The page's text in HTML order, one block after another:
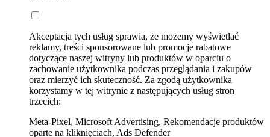
Akceptacja tych usług sprawia, że możemy wyświetlać
reklamy, treści sponsorowane lub promocje rabatowe
dotyczące naszej witryny lub produktów w oparciu o
zachowanie użytkownika podczas przeglądania i zakupów
oraz mierzyć ich skuteczność. Za zgodą użytkownika
korzystamy w tej witrynie z następujących usług stron
trzecich:
Meta-Pixel, Microsoft Advertising, Rekomendacje produktów
oparte na kliknięciach, Ads Defender